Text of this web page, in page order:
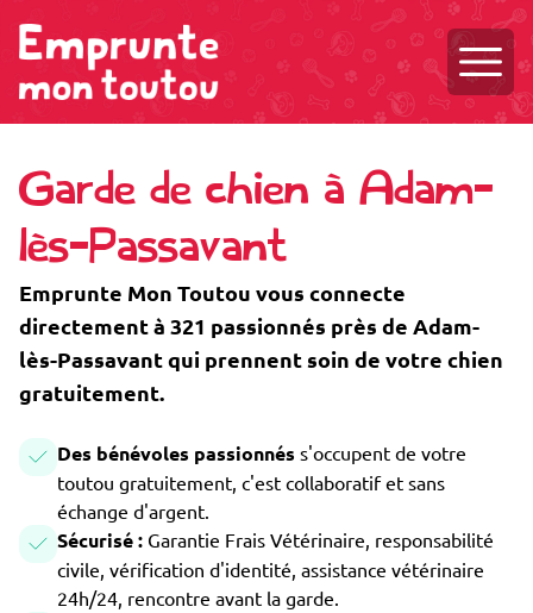
Garde de chien à Adam-
lès-Passavant
Emprunte Mon Toutou vous connecte
directement à 321 passionnés près de Adam-
lès-Passavant qui prennent soin de votre chien
gratuitement.
Des bénévoles passionnés s'occupent de votre
toutou gratuitement, c'est collaboratif et sans
échange d'argent.
Sécurisé : Garantie Frais Vétérinaire, responsabilité
civile, vérification d'identité, assistance vétérinaire
24h/24, rencontre avant la garde.